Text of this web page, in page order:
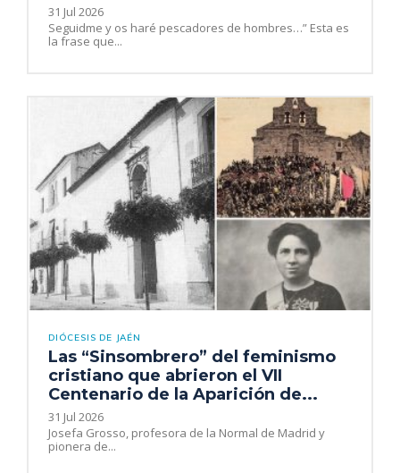
31 Jul 2026
Seguidme y os haré pescadores de hombres…” Esta es
la frase que...
DIÓCESIS DE JAÉN
Las “Sinsombrero” del feminismo
cristiano que abrieron el VII
Centenario de la Aparición de...
31 Jul 2026
Josefa Grosso, profesora de la Normal de Madrid y
pionera de...